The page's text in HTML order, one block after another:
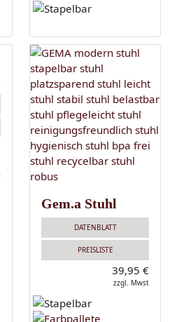
Gem.a Stuhl
DATENBLATT
PREISLISTE
39,95 €
zzgl. Mwst